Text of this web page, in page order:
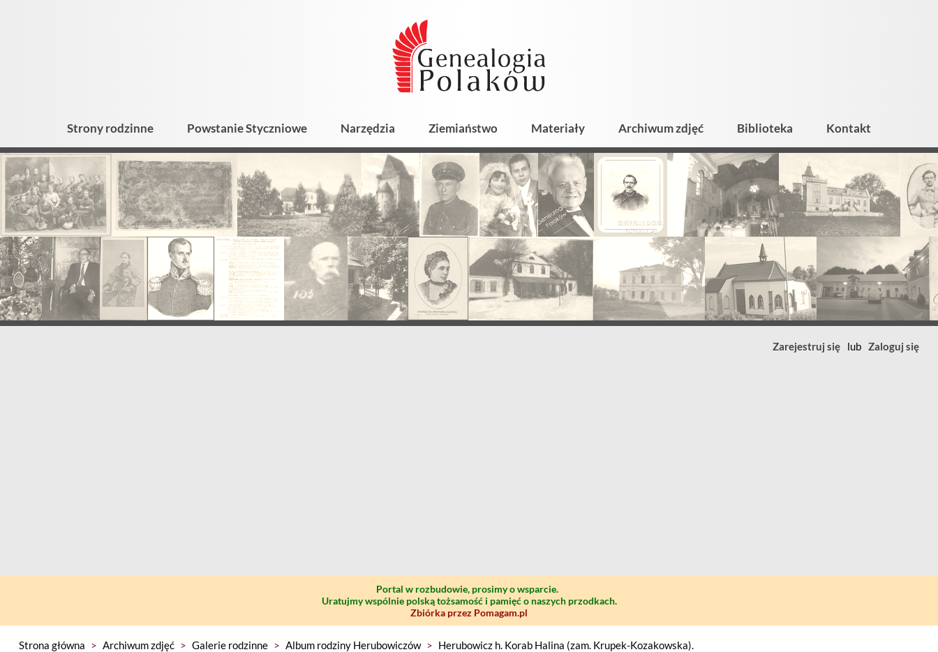
Strony rodzinne Powstanie Styczniowe Narzędzia Ziemiaństwo Materiały Archiwum zdjęć Biblioteka Kontakt
Zarejestruj się lub Zaloguj się
Portal w rozbudowie, prosimy o wsparcie.
Uratujmy wspólnie polską tożsamość i pamięć o naszych przodkach.
Zbiórka przez Pomagam.pl
Strona główna > Archiwum zdjęć > Galerie rodzinne > Album rodziny Herubowiczów > Herubowicz h. Korab Halina (zam. Krupek-Kozakowska).